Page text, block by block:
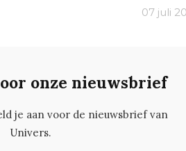
07 juli
onze nieuwsbrief
je aan voor de nieuwsbrief van
Univers.